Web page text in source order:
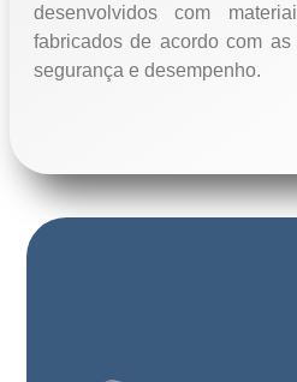
desenvolvidos com
fabricados de acordo com
segurança e desempenho.